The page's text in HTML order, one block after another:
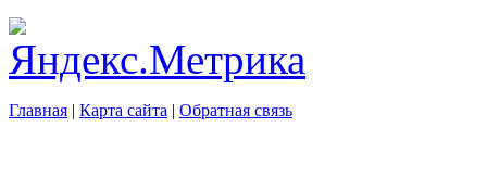
Главная | Карта сайта | Обратная связь